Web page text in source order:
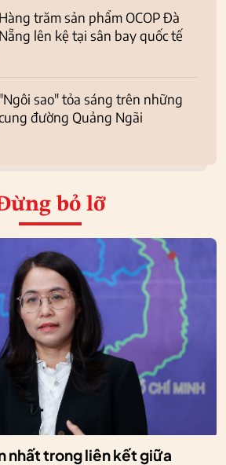
Hàng trăm sản phẩm OCOP Đà
Nẵng lên kệ tại sân bay quốc tế
"Ngôi sao" tỏa sáng trên những
đường Quảng Ngãi
bỏ lỡ
nhất trong liên kết giữa